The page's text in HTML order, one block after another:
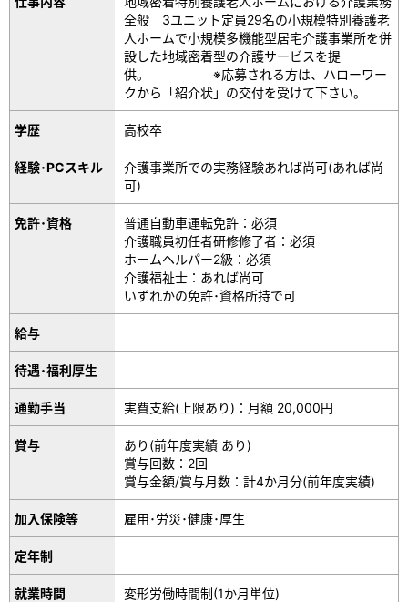
全般 3ユニット定員29名の小規模特別養護老
人ホームで小規模多機能型居宅介護事業所を併
設した地域密着型の介護サービスを提
供。 ※応募される方は、ハローワー
クから「紹介状」の交付を受けて下さい。
学歴 高校卒
経験･PCスキル
介護事業所での実務経験あれば尚可(あれば尚
可)
免許･資格
普通自動車運転免許：必須
介護職員初任者研修修了者：必須
ホームヘルパー2級：必須
介護福祉士：あれば尚可
いずれかの免許･資格所持で可
給与
待遇･福利厚生
通勤手当 実費支給(上限あり)：月額 20,000円
賞与
あり(前年度実績 あり)
賞与回数：2回
賞与金額/賞与月数：計4か月分(前年度実績)
加入保険等 雇用･労災･健康･厚生
定年制
就業時間
変形労働時間制(1か月単位)